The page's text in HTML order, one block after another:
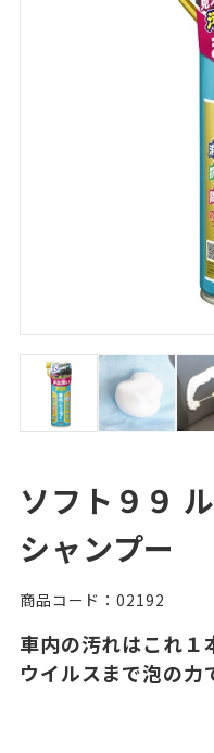
ソフト９９
シャンプー
商品コード：02192
車内の汚れはこれ１
ウイルスまで泡の力